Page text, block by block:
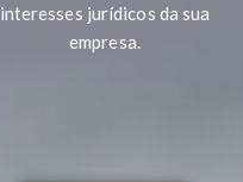
interesses jurídicos da sua
empresa.